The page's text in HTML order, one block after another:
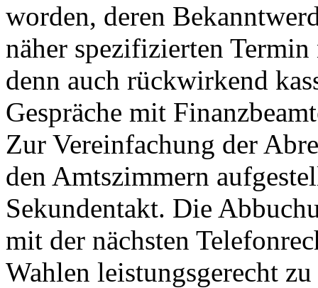
worden, deren
näher spezifizierten
denn auch rückwirkend
Gespräche mit
Zur Vereinfachung der
den Amtszimmern
Sekundentakt. Die
mit der nächsten
Wahlen leistungsgerecht